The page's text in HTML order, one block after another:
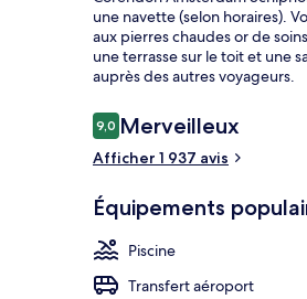
une navette (selon horaires).
aux pierres chaudes or de
une terrasse sur le toit et une
auprès des autres voyageurs.
Avis
voyageurs
9,09,0 sur 10
Merveilleux
Afficher 1 937 avis
Équipements
Piscine
Transfert aéroport